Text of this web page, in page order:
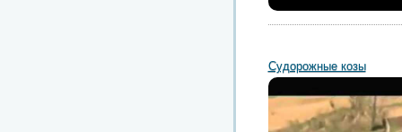
Судорожные козы